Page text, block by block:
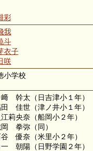
彩
我
斗
衣子
咲
小学校
幹太（日吉津小１年）
佳世（津ノ井小１年）
江莉央奈（船岡小２年）
岡 拳弥（同）
優奈（米里小２年）
朝陽（日野学園２年）